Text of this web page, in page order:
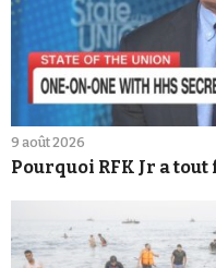
9 août 2026
Pourquoi RFK Jr a